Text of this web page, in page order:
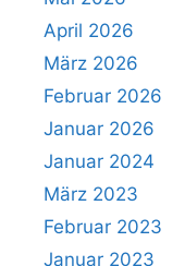
April 2026
März 2026
Februar 2026
Januar 2026
Januar 2024
März 2023
Februar 2023
Januar 2023